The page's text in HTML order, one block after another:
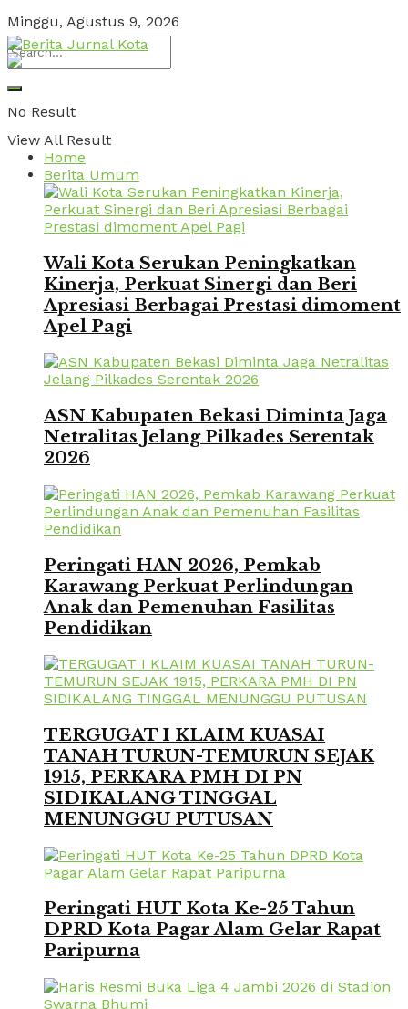
Minggu, Agustus 9, 2026
No Result
View All Result
Home
Berita Umum
Wali Kota Serukan Peningkatkan
Kinerja, Perkuat Sinergi dan Beri
Apresiasi Berbagai Prestasi dimoment
Apel Pagi
ASN Kabupaten Bekasi Diminta Jaga
Netralitas Jelang Pilkades Serentak
2026
Peringati HAN 2026, Pemkab
Karawang Perkuat Perlindungan
Anak dan Pemenuhan Fasilitas
Pendidikan
TERGUGAT I KLAIM KUASAI
TANAH TURUN-TEMURUN SEJAK
1915, PERKARA PMH DI PN
SIDIKALANG TINGGAL
MENUNGGU PUTUSAN
Peringati HUT Kota Ke-25 Tahun
DPRD Kota Pagar Alam Gelar Rapat
Paripurna